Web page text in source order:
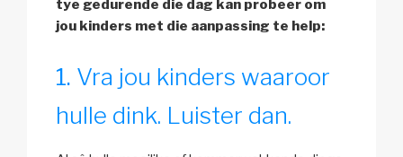
tye gedurende die dag kan probeer om
jou kinders met die aanpassing te help:
Vra jou kinders waaroor
hulle dink. Luister dan.